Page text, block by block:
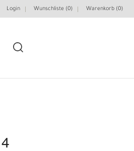
Login Wunschliste (0) Warenkorb (0)